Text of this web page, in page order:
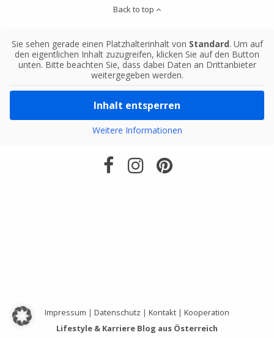
Back to top
Sie sehen gerade einen Platzhalterinhalt von Standard. Um auf
den eigentlichen Inhalt zuzugreifen, klicken Sie auf den Button
unten. Bitte beachten Sie, dass dabei Daten an Drittanbieter
weitergegeben werden.
Inhalt entsperren
Weitere Informationen
Impressum | Datenschutz | Kontakt | Kooperation
Lifestyle & Karriere Blog aus Österreich